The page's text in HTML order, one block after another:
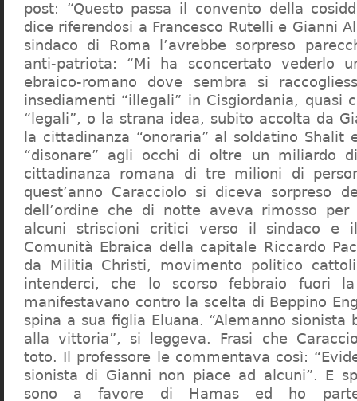
post: “Questo passa il convento della
dice riferendosi a Francesco Rutelli e Gianni
sindaco di Roma l’avrebbe sorpreso
anti-patriota: “Mi ha sconcertato vederlo
ebraico-romano dove sembra si
insediamenti “illegali” in Cisgiordania, quasi
“legali”, o la strana idea, subito accolta da
la cittadinanza “onoraria” al soldatino Shalit
“disonare” agli occhi di oltre un miliardo
cittadinanza romana di tre milioni di
quest’anno Caracciolo si diceva sorpreso
dell’ordine che di notte aveva rimosso
alcuni striscioni critici verso il sindaco e
Comunità Ebraica della capitale Riccardo
da Militia Christi, movimento politico
intenderci, che lo scorso febbraio fuori
manifestavano contro la scelta di Beppino
spina a sua figlia Eluana. “Alemanno sionista
alla vittoria”, si leggeva. Frasi che
toto. Il professore le commentava così:
sionista di Gianni non piace ad alcuni”. E
sono a favore di Hamas ed ho